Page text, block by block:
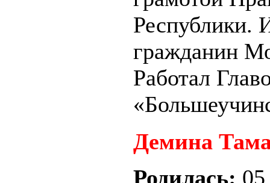
Республики.
гражданин
Работал
Демина
Родилась: 05